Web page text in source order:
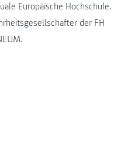
Europäische Hochschule.
der FH